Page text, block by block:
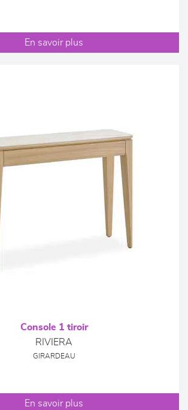
En savoir plus
Console 1 tiroir
RIVIERA
GIRARDEAU
En savoir plus